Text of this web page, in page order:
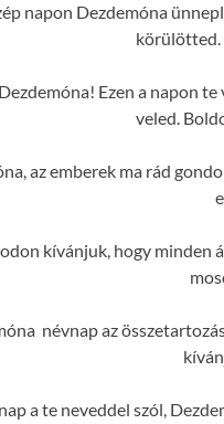
napon Dezdemóna
körülötted.
Ezen a napon
veled.
az emberek ma rád
kívánjuk, hogy minden
névnap az
a te neveddel szól,